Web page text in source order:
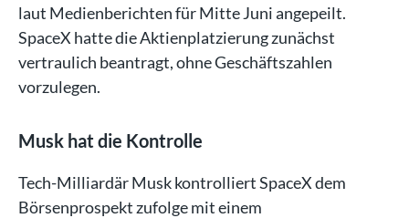
laut Medienberichten für Mitte Juni angepeilt.
SpaceX hatte die Aktienplatzierung zunächst
vertraulich beantragt, ohne Geschäftszahlen
vorzulegen.
Musk hat die Kontrolle
Tech-Milliardär Musk kontrolliert SpaceX dem
Börsenprospekt zufolge mit einem